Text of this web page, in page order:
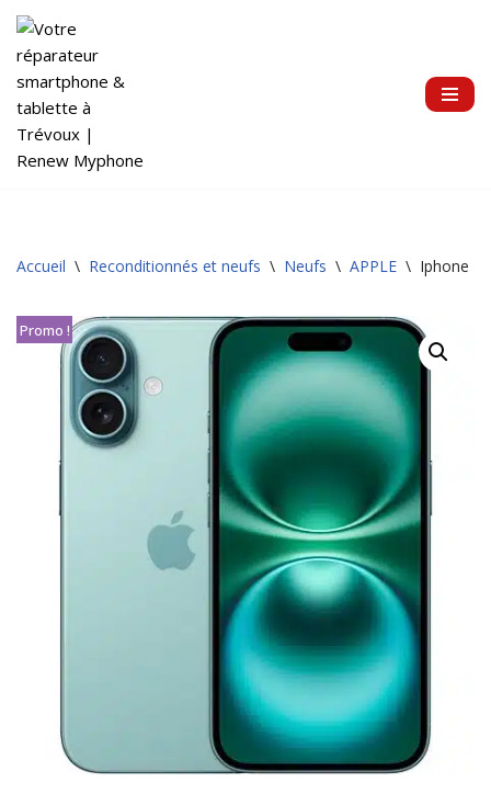
Aller
au
contenu
Accueil \ Reconditionnés et neufs \ Neufs \ APPLE \ Iphone
Promo !